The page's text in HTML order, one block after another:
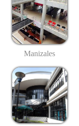
Manizales